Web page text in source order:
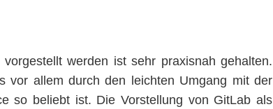
werden ist sehr praxisnah gehalten.
vor allem durch den leichten Umgang mit der
so beliebt ist. Die Vorstellung von GitLab als